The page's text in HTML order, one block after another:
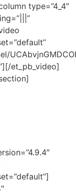
type=”4_4″
et_pb_video]